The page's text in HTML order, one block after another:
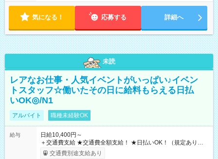
気になる！ 応募する 詳細へ
未読
レアなお仕事・人気イベントがいっぱい♪イベン
トスタッフ☆働いたその日に給料もらえる日払
いOK◎/N1
アルバイト 職種未経験OK
給与
日給10,400円～
＋交通費支給 ★交通費全額支給！ ★日払いOK！（規定あり） ┗
働いたその日に現金GET♪ お仕事後はコンビニATMから 日払
交通費別途支給あり